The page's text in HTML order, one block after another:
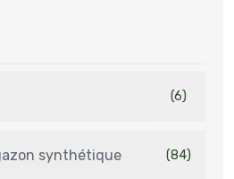
(6)
synthétique (84)